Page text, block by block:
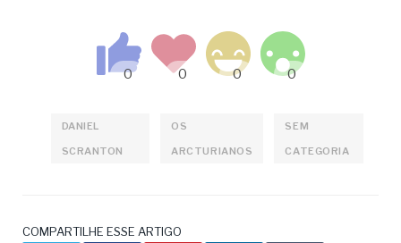
DANIEL
SCRANTON
OS
ARCTURIANOS
SEM
CATEGORIA
COMPARTILHE ESSE ARTIGO